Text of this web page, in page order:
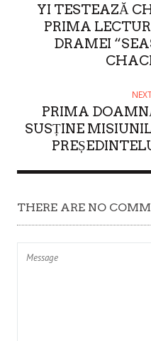
YI TESTEAZĂ
PRIMA
DRAMEI
PRIMA
SUSȚINE
THERE ARE NO